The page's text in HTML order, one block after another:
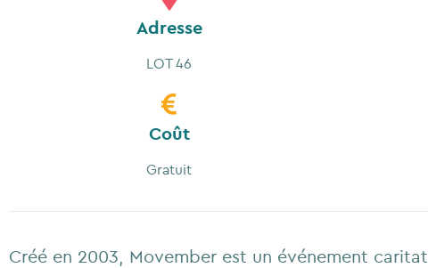
Adresse
LOT 46
Coût
Gratuit
Créé en 2003, Movember est un événement